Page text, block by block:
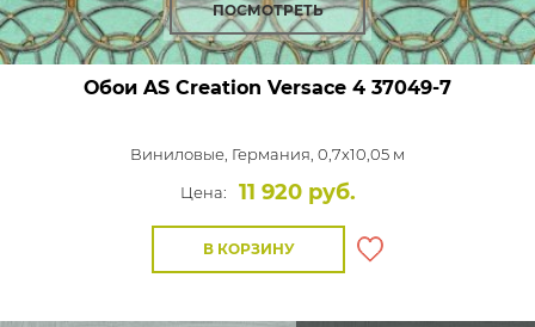
ПОСМОТРЕТЬ
Обои AS Creation Versace 4 37049-7
Виниловые, Германия, 0,7x10,05 м
Цена:
11 920 руб.
В КОРЗИНУ